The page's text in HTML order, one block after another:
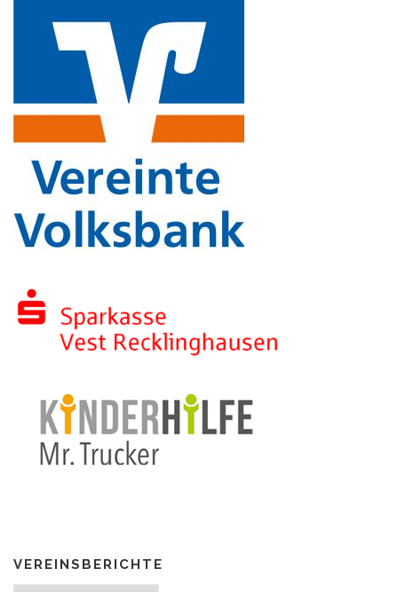
VEREINSBERICHTE